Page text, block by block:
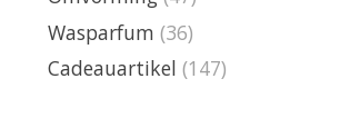
Wasparfum (36)
Cadeauartikel (147)